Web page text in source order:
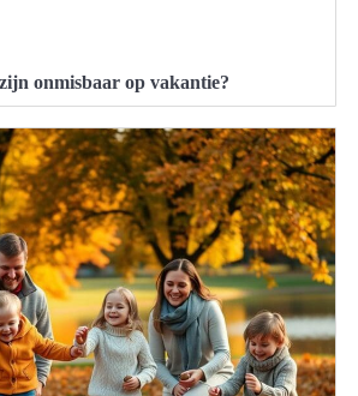
onmisbaar op vakantie?